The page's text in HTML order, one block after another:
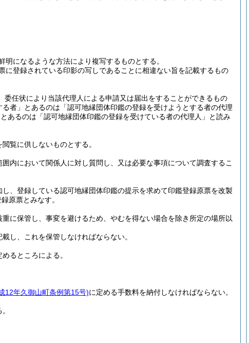
になるような方法により複写するものとする。
登録されている印影の写しであることに相違ない旨を記載するもの
任状により当該代理人による申請又は届出をすることができるもの
者」とあるのは「認可地縁団体印鑑の登録を受けようとする者の代理
あるのは「認可地縁団体印鑑の登録を受けている者の代理人」と読み
覧に供しないものとする。
内において関係人に対し質問し、又は必要な事項について調査するこ
、登録している認可地縁団体印鑑の提示を求めて印鑑登録原票を改製
原票とみなす。
に保管し、事変を避けるため、やむを得ない場合を除き所定の場所以
し、これを保管しなければならない。
めるところによる。
12年久御山町条例第15号)に定める手数料を納付しなければならない。